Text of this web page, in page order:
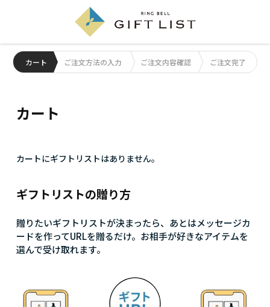
カート ご注文方法の入力 ご注文内容確認 ご注文完了
カート
カートにギフトリストはありません。
ギフトリストの贈り方
贈りたいギフトリストが決まったら、あとはメッセージカ
ードを作ってURLを贈るだけ。お相手が好きなアイテムを
選んで受け取れます。